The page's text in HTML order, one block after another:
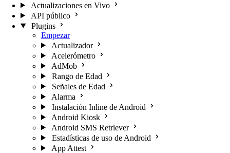
Actualizaciones en Vivo
API público
Plugins
Empezar
Actualizador
Acelerómetro
AdMob
Rango de Edad
Señales de Edad
Alarma
Instalación Inline de Android
Android Kiosk
Android SMS Retriever
Estadísticas de uso de Android
App Attest